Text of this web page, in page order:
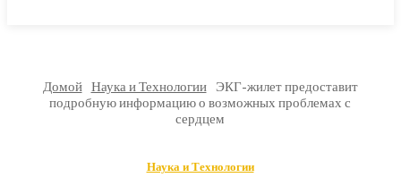
Домой Наука и Технологии
ЭКГ-жилет предоставит
подробную информацию о возможных проблемах с
сердцем
Наука и Технологии